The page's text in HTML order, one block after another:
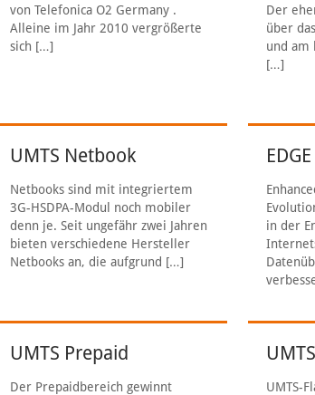
von Telefonica O2 Germany .
Alleine im Jahr 2010 vergrößerte
sich […]
Der
über
und am
[…]
UMTS Netbook
Netbooks sind mit integriertem
3G-HSDPA-Modul noch mobiler
denn je. Seit ungefähr zwei Jahren
bieten verschiedene Hersteller
Netbooks an, die aufgrund […]
EDGE
in der
UMTS Prepaid
Der Prepaidbereich gewinnt
UMTS-